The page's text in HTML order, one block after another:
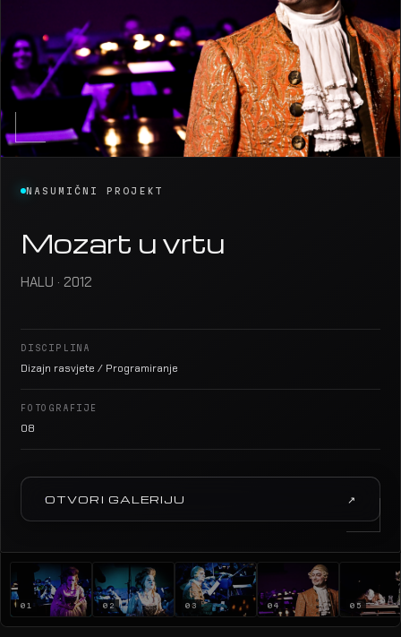
NASUMIČNI PROJEKT
Mozart u vrtu
HALU · 2012
DISCIPLINA
Dizajn rasvjete / Programiranje
FOTOGRAFIJE
08
OTVORI GALERIJU ↗
01 02 03 04 05